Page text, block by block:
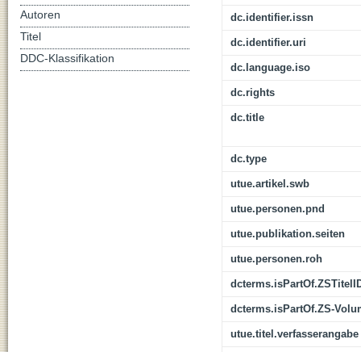
dc.identifier.issn
dc.identifier.uri
dc.language.iso
dc.rights
dc.title
dc.type
utue.artikel.swb
utue.personen.pnd
utue.publikation.seiten
utue.personen.roh
dcterms.isPartOf.ZS-
utue.titel.verfasserangabe
Autoren
Titel
DDC-Klassifikation